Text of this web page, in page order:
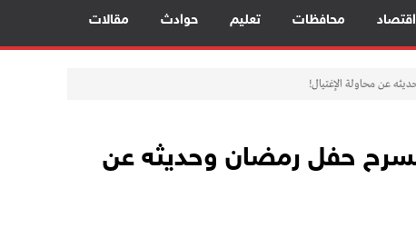
اقتصاد محافظات تعليم حوادث مقالات
عن محاولة الإغتيال!
مسرح حفل رمضان وحديثه عن